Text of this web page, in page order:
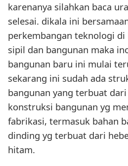
karenanya silahkan baca
selesai. dikala ini
perkembangan teknologi di
sipil dan bangunan maka
bangunan baru ini mulai
sekarang ini sudah ada
bangunan yang terbuat
konstruksi bangunan yg
fabrikasi, termasuk bahan
dinding yg terbuat dari
hitam.